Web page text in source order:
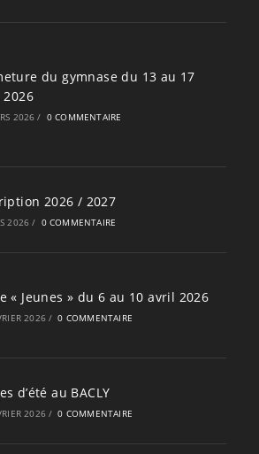
du gymnase du 13 au 17
2026 / 0 COMMENTAIRE
2026 / 2027
2026 / 0 COMMENTAIRE
« Jeunes » du 6 au 10 avril 2026
2026 / 0 COMMENTAIRE
d’été au BACLY
2026 / 0 COMMENTAIRE